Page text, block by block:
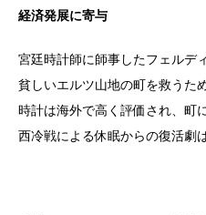
経済発展に寄与
宮廷時計師に師事したフェルデ
貧しいエルツ山地の町を救うた
時計は海外で高く評価され、町
西冷戦による休眠からの復活劇